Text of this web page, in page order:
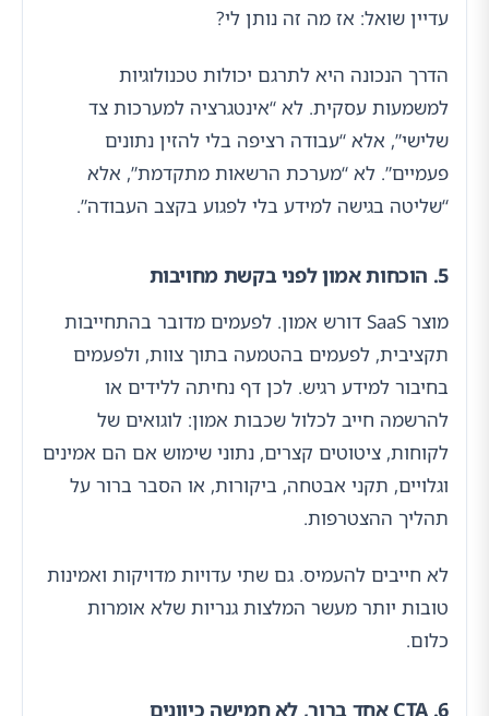
עדיין שואל: אז מה זה נותן לי?
הדרך הנכונה היא לתרגם יכולות טכנולוגיות
למשמעות עסקית. לא “אינטגרציה למערכות צד
שלישי”, אלא “עבודה רציפה בלי להזין נתונים
פעמיים”. לא “מערכת הרשאות מתקדמת”, אלא
“שליטה בגישה למידע בלי לפגוע בקצב העבודה”.
5. הוכחות אמון לפני בקשת מחויבות
מוצר SaaS דורש אמון. לפעמים מדובר בהתחייבות
תקציבית, לפעמים בהטמעה בתוך צוות, ולפעמים
בחיבור למידע רגיש. לכן דף נחיתה ללידים או
להרשמה חייב לכלול שכבות אמון: לוגואים של
לקוחות, ציטוטים קצרים, נתוני שימוש אם הם אמינים
וגלויים, תקני אבטחה, ביקורות, או הסבר ברור על
תהליך ההצטרפות.
לא חייבים להעמיס. גם שתי עדויות מדויקות ואמינות
טובות יותר מעשר המלצות גנריות שלא אומרות
כלום.
6. CTA אחד ברור, לא חמישה כיוונים